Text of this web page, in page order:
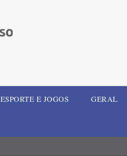
ESPORTE E JOGOS GERAL